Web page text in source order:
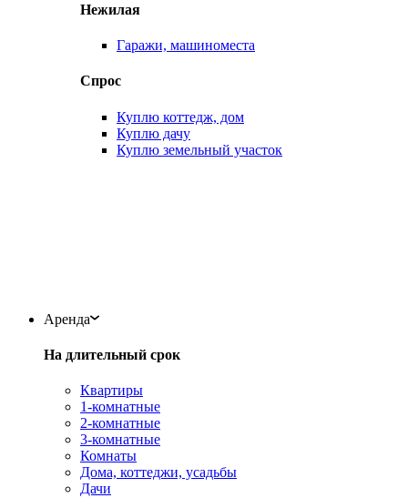
Нежилая
Гаражи, машиноместа
Спрос
Куплю коттедж, дом
Куплю дачу
Куплю земельный участок
Аренда
На длительный срок
Квартиры
1-комнатные
2-комнатные
3-комнатные
Комнаты
Дома, коттеджи, усадьбы
Дачи